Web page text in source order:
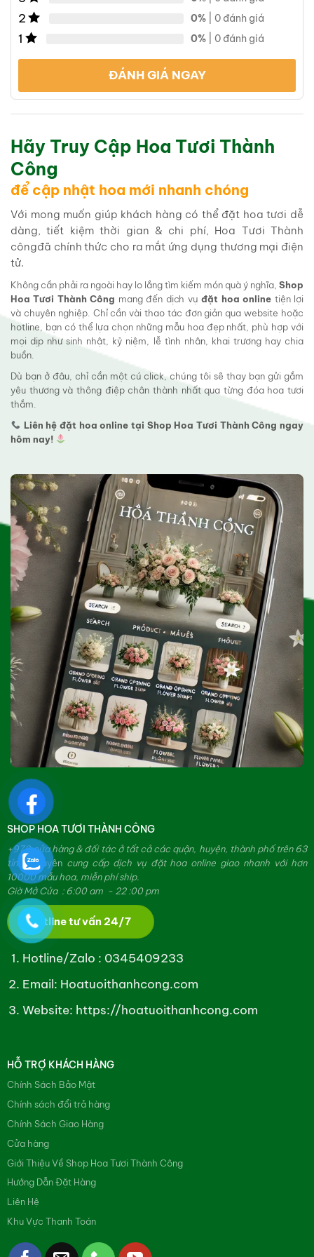
2 0% | 0 đánh giá
1 0% | 0 đánh giá
ĐÁNH GIÁ NGAY
Hãy Truy Cập Hoa Tươi Thành
Công
để cập nhật hoa mới nhanh chóng
Với mong muốn giúp khách hàng có thể đặt hoa tươi dễ
dàng, tiết kiệm thời gian & chi phí, Hoa Tươi Thành
côngđã chính thức cho ra mắt ứng dụng thương mại điện
tử.
Không cần phải ra ngoài hay lo lắng tìm kiếm món quà ý nghĩa, Shop
Hoa Tươi Thành Công mang đến dịch vụđặt hoa online tiện lợi
và chuyên nghiệp. Chỉ cần vài thao tác đơn giản qua website hoặc
hotline, bạn có thể lựa chọn những mẫu hoa đẹp nhất, phù hợp với
mọi dịp như sinh nhật, kỷ niệm, lễ tình nhân, khai trương hay chia
buồn.
Dù bạn ở đâu, chỉ cần một cú click, chúng tôi sẽ thay bạn gửi gắm
yêu thương và thông điệp chân thành nhất qua từng đóa hoa tươi
thắm.
Liên hệ đặt hoa online tại Shop Hoa Tươi Thành Công ngay
hôm nay!
SHOP HOA TƯƠI THÀNH CÔNG
+979 cửa hàng & đối tác ở tất cả các quận, huyện, thành phố trên 63
tỉnh.Chuyêncung cấp dịch vụ đặt hoa online giao nhanh với hơn
10000 mẫu hoa, miễn phí ship.
Giờ Mở Cửa : 6:00 am - 22 :00 pm
Hotline tư vấn 24/7
Hotline/Zalo : 0345409233
Email: Hoatuoithanhcong.com
Website: https://hoatuoithanhcong.com
HỖ TRỢ KHÁCH HÀNG
Chính Sách Bảo Mật
Chính sách đổi trả hàng
Chính Sách Giao Hàng
Cửa hàng
Giới Thiệu Về Shop Hoa Tươi Thành Công
Hướng Dẫn Đặt Hàng
Liên Hệ
Khu Vực Thanh Toán